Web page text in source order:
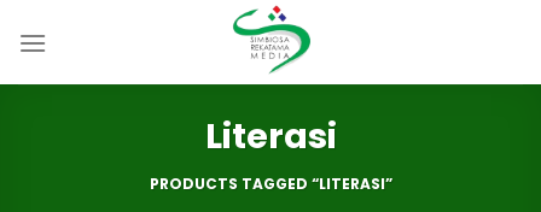
Literasi
PRODUCTS TAGGED “LITERASI”